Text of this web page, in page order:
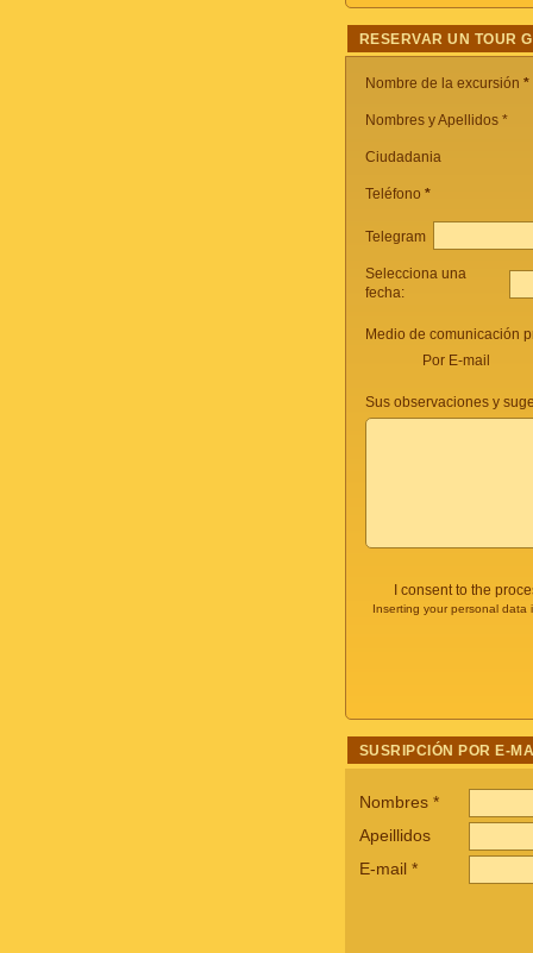
RESERVAR UN TOUR
Nombre de la excursión *
Nombres y Apellidos *
Ciudadania
Teléfono *
Telegram
Selecciona una
fecha:
Medio de comunicación
Por E-mail
Sus observaciones y
I consent to the
Inserting your personal
SUSRIPCIÓN POR E-
Nombres *
Apeillidos
E-mail *